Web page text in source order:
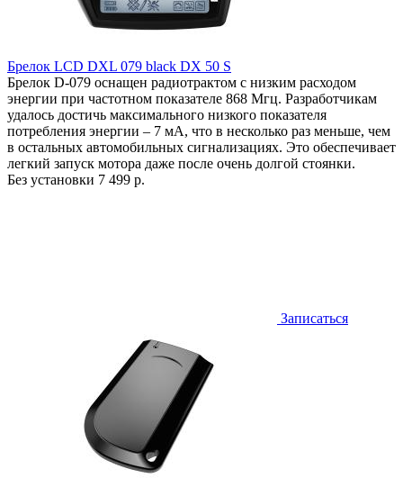
Брелок LCD DXL 079 black DX 50 S
Брелок D-079 оснащен радиотрактом с низким расходом
энергии при частотном показателе 868 Мгц. Разработчикам
удалось достичь максимального низкого показателя
потребления энергии – 7 мА, что в несколько раз меньше, чем
в остальных автомобильных сигнализациях. Это обеспечивает
легкий запуск мотора даже после очень долгой стоянки.
Без установки 7 499 р.
Записаться